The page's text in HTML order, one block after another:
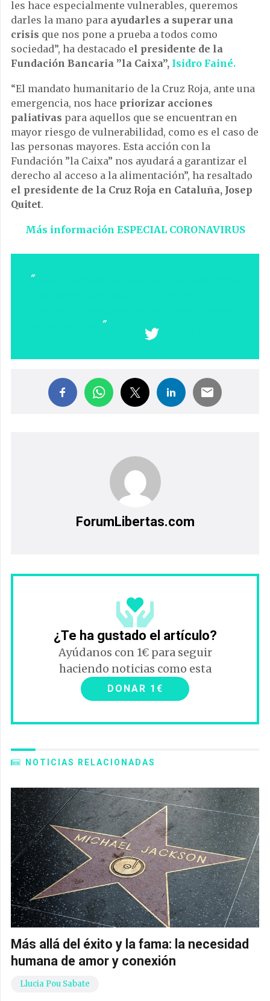
les hace especialmente vulnerables, queremos
darles la mano para ayudarles a superar una
crisis que nos pone a prueba a todos como
sociedad”, ha destacado el presidente de la
Fundación Bancaria ”la Caixa”, Isidro Fainé.
“El mandato humanitario de la Cruz Roja, ante una
emergencia, nos hace priorizar acciones
paliativas para aquellos que se encuentran en
mayor riesgo de vulnerabilidad, como es el caso de
las personas mayores. Esta acción con la
Fundación ”la Caixa” nos ayudará a garantizar el
derecho al acceso a la alimentación”, ha resaltado
el presidente de la Cruz Roja en Cataluña, Josep
Quitet.
Más información ESPECIAL CORONAVIRUS
ForumLibertas.com
¿Te ha gustado el artículo?
Ayúdanos con 1€ para seguir
haciendo noticias como esta
DONAR 1€
NOTICIAS RELACIONADAS
Más allá del éxito y la fama: la necesidad
humana de amor y conexión
Llucia Pou Sabate